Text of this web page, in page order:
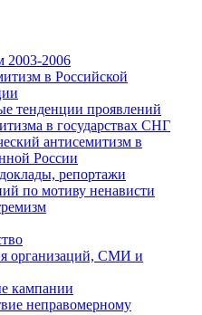
2003-2006
в Российской
тенденции проявлений
в государствах СНГ
антисемитизм в
России
репортажи
по мотиву ненависти
организаций, СМИ и
кампании
неправомерному